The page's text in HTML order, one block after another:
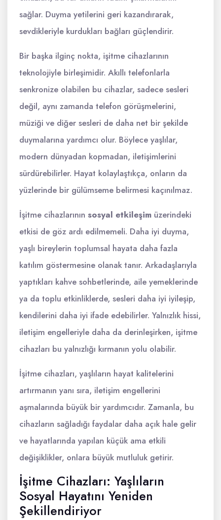
sağlar. Duyma yetilerini geri kazandırarak,
sevdikleriyle kurdukları bağları güçlendirir.
Bir başka ilginç nokta, işitme cihazlarının
teknolojiyle birleşimidir. Akıllı telefonlarla
senkronize olabilen bu cihazlar, sadece sesleri
değil, aynı zamanda telefon görüşmelerini,
müziği ve diğer sesleri de daha net bir şekilde
duymalarına yardımcı olur. Böylece yaşlılar,
modern dünyadan kopmadan, iletişimlerini
sürdürebilirler. Hayat kolaylaştıkça, onların da
yüzlerinde bir gülümseme belirmesi kaçınılmaz.
İşitme cihazlarının sosyal etkileşim üzerindeki
etkisi de göz ardı edilmemeli. Daha iyi duyma,
yaşlı bireylerin toplumsal hayata daha fazla
katılım göstermesine olanak tanır. Arkadaşlarıyla
yaptıkları kahve sohbetlerinde, aile yemeklerinde
ya da toplu etkinliklerde, sesleri daha iyi iyileşip,
kendilerini daha iyi ifade edebilirler. Yalnızlık hissi,
iletişim engelleriyle daha da derinleşirken, işitme
cihazları bu yalnızlığı kırmanın yolu olabilir.
İşitme cihazları, yaşlıların hayat kalitelerini
artırmanın yanı sıra, iletişim engellerini
aşmalarında büyük bir yardımcıdır. Zamanla, bu
cihazların sağladığı faydalar daha açık hale gelir
ve hayatlarında yapılan küçük ama etkili
değişiklikler, onlara büyük mutluluk getirir.
İşitme Cihazları: Yaşlıların
Sosyal Hayatını Yeniden
Şekillendiriyor